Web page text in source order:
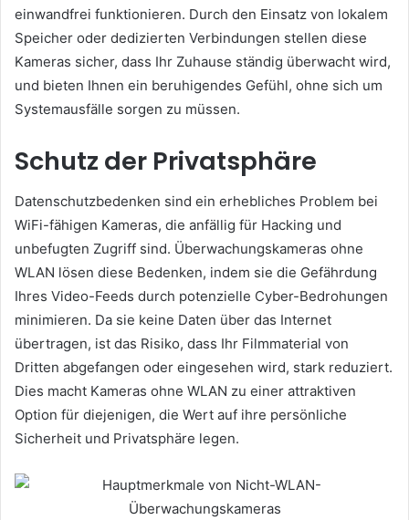
einwandfrei funktionieren. Durch den Einsatz von lokalem
Speicher oder dedizierten Verbindungen stellen diese
Kameras sicher, dass Ihr Zuhause ständig überwacht wird,
und bieten Ihnen ein beruhigendes Gefühl, ohne sich um
Systemausfälle sorgen zu müssen.
Schutz der Privatsphäre
Datenschutzbedenken sind ein erhebliches Problem bei
WiFi-fähigen Kameras, die anfällig für Hacking und
unbefugten Zugriff sind. Überwachungskameras ohne
WLAN lösen diese Bedenken, indem sie die Gefährdung
Ihres Video-Feeds durch potenzielle Cyber-Bedrohungen
minimieren. Da sie keine Daten über das Internet
übertragen, ist das Risiko, dass Ihr Filmmaterial von
Dritten abgefangen oder eingesehen wird, stark reduziert.
Dies macht Kameras ohne WLAN zu einer attraktiven
Option für diejenigen, die Wert auf ihre persönliche
Sicherheit und Privatsphäre legen.